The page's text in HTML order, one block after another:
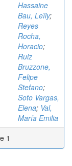
Hassaine
Bau, Leïly;
Reyes
Rocha,
Horacio;
Ruiz
Bruzzone,
Felipe
Stefano;
Soto Vargas,
Elena; Val,
María Emilia
1